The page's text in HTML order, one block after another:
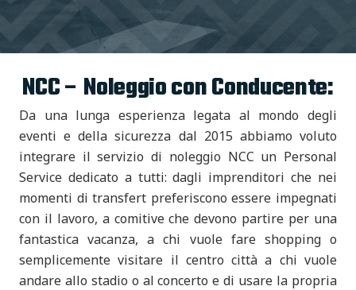
NCC – Noleggio con Conducente:
Da una lunga esperienza legata al mondo degli
eventi e della sicurezza dal 2015 abbiamo voluto
integrare il servizio di noleggio NCC un Personal
Service dedicato a tutti: dagli imprenditori che nei
momenti di transfert preferiscono essere impegnati
con il lavoro, a comitive che devono partire per una
fantastica vacanza, a chi vuole fare shopping o
semplicemente visitare il centro città a chi vuole
andare allo stadio o al concerto e di usare la propria